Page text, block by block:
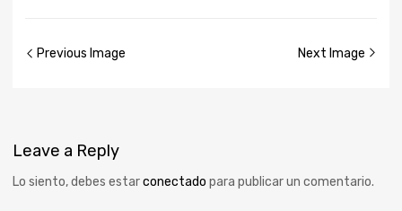
Previous Image Next Image
Leave a Reply
Lo siento, debes estarconectado para publicar un comentario.